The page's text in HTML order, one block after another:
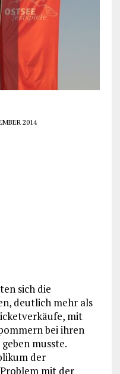
2014
sich die
deutlich mehr als
mit
bei ihren
musste.
der
mit der